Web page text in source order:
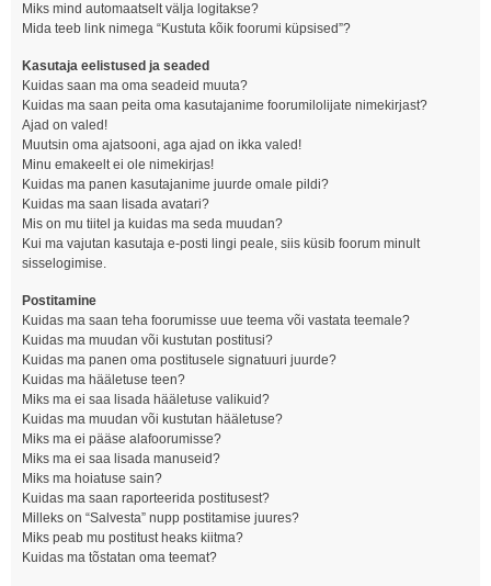
Miks mind automaatselt välja logitakse?
Mida teeb link nimega “Kustuta kõik foorumi küpsised”?
Kasutaja eelistused ja seaded
Kuidas saan ma oma seadeid muuta?
Kuidas ma saan peita oma kasutajanime foorumilolijate nimekirjast?
Ajad on valed!
Muutsin oma ajatsooni, aga ajad on ikka valed!
Minu emakeelt ei ole nimekirjas!
Kuidas ma panen kasutajanime juurde omale pildi?
Kuidas ma saan lisada avatari?
Mis on mu tiitel ja kuidas ma seda muudan?
Kui ma vajutan kasutaja e-posti lingi peale, siis küsib foorum minult
sisselogimise.
Postitamine
Kuidas ma saan teha foorumisse uue teema või vastata teemale?
Kuidas ma muudan või kustutan postitusi?
Kuidas ma panen oma postitusele signatuuri juurde?
Kuidas ma hääletuse teen?
Miks ma ei saa lisada hääletuse valikuid?
Kuidas ma muudan või kustutan hääletuse?
Miks ma ei pääse alafoorumisse?
Miks ma ei saa lisada manuseid?
Miks ma hoiatuse sain?
Kuidas ma saan raporteerida postitusest?
Milleks on “Salvesta” nupp postitamise juures?
Miks peab mu postitust heaks kiitma?
Kuidas ma tõstatan oma teemat?